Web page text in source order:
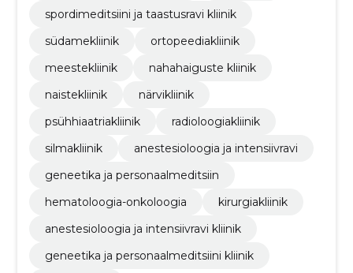
spordimeditsiini ja taastusravi kliinik
südamekliinik
ortopeediakliinik
meestekliinik
nahahaiguste kliinik
naistekliinik
närvikliinik
psühhiaatriakliinik
radioloogiakliinik
silmakliinik
anestesioloogia ja intensiivravi
geneetika ja personaalmeditsiin
hematoloogia-onkoloogia
kirurgiakliinik
anestesioloogia ja intensiivravi kliinik
geneetika ja personaalmeditsiini kliinik